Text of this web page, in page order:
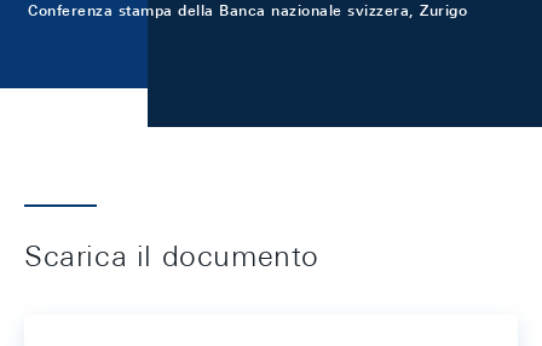
Conferenza stampa della Banca nazionale svizzera, Zurigo
Scarica il documento